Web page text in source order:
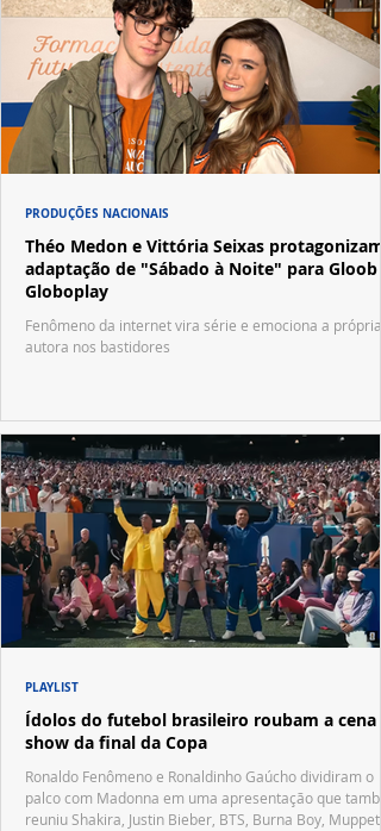
Théo Medon e Vittória Seixas protagonizam
adaptação de "Sábado à Noite" para Gloob e
Globoplay
Fenômeno da internet vira série e emociona a própria
autora nos bastidores
PRODUÇÕES NACIONAIS
Ídolos do futebol brasileiro roubam a cena
show da final da Copa
Ronaldo Fenômeno e Ronaldinho Gaúcho dividiram o
palco com Madonna em uma apresentação que
reuniu Shakira, Justin Bieber, BTS, Burna Boy, Muppets,
PLAYLIST